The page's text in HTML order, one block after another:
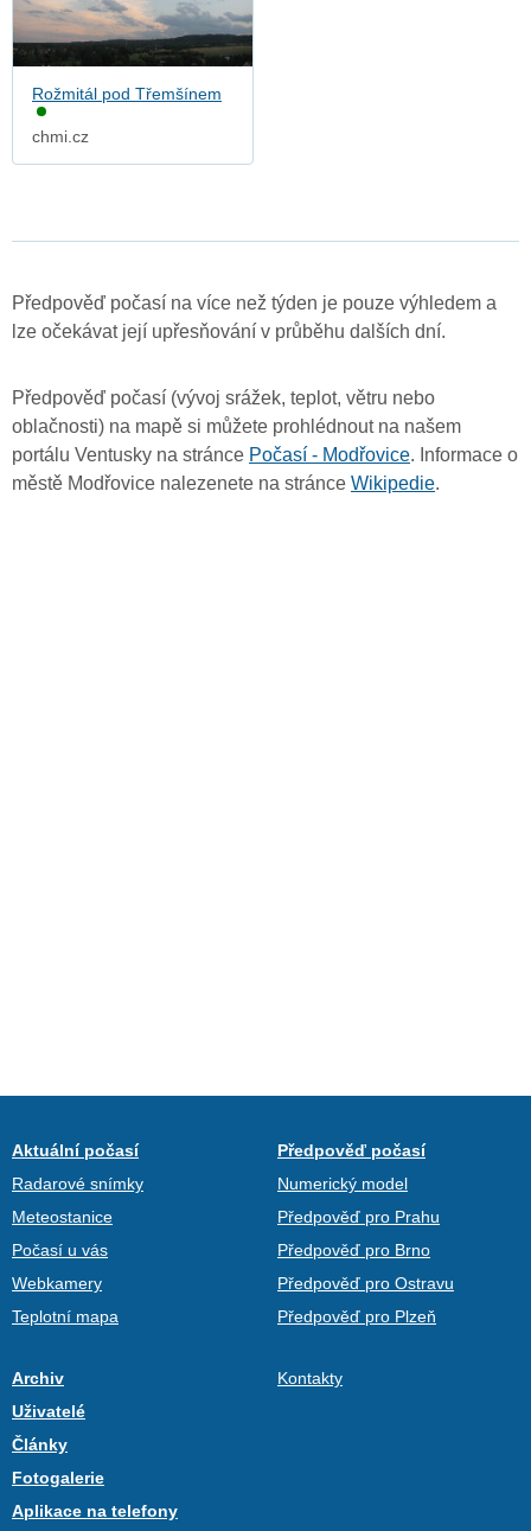
Rožmitál pod Třemšínem
chmi.cz
Předpověď počasí na více než týden je pouze výhledem a
lze očekávat její upřesňování v průběhu dalších dní.
Předpověď počasí (vývoj srážek, teplot, větru nebo
oblačnosti) na mapě si můžete prohlédnout na našem
portálu Ventusky na stránce Počasí - Modřovice. Informace o
městě Modřovice nalezenete na stránce Wikipedie.
Aktuální počasí
Radarové snímky
Meteostanice
Počasí u vás
Webkamery
Teplotní mapa
Předpověď počasí
Numerický model
Předpověď pro Prahu
Předpověď pro Brno
Předpověď pro Ostravu
Předpověď pro Plzeň
Archiv
Uživatelé
Články
Fotogalerie
Aplikace na telefony
Kontakty